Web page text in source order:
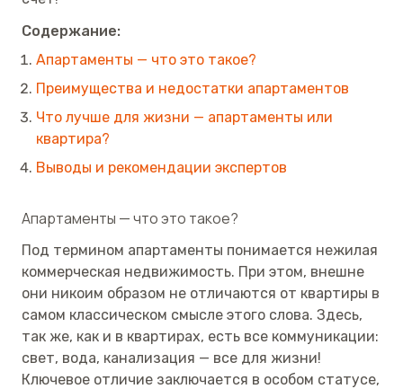
Содержание:
Апартаменты — что это такое?
Преимущества и недостатки апартаментов
Что лучше для жизни — апартаменты или
квартира?
Выводы и рекомендации экспертов
Апартаменты — что это такое?
Под термином апартаменты понимается нежилая
коммерческая недвижимость. При этом, внешне
они никоим образом не отличаются от квартиры в
самом классическом смысле этого слова. Здесь,
так же, как и в квартирах, есть все коммуникации:
свет, вода, канализация — все для жизни!
Ключевое отличие заключается в особом статусе,